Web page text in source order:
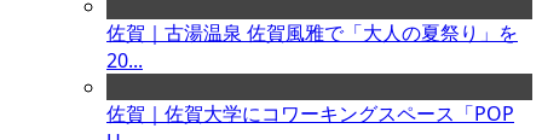
佐賀｜古湯温泉 佐賀風雅で「大人の夏祭り」を
20...
佐賀｜佐賀大学にコワーキングスペース「POP